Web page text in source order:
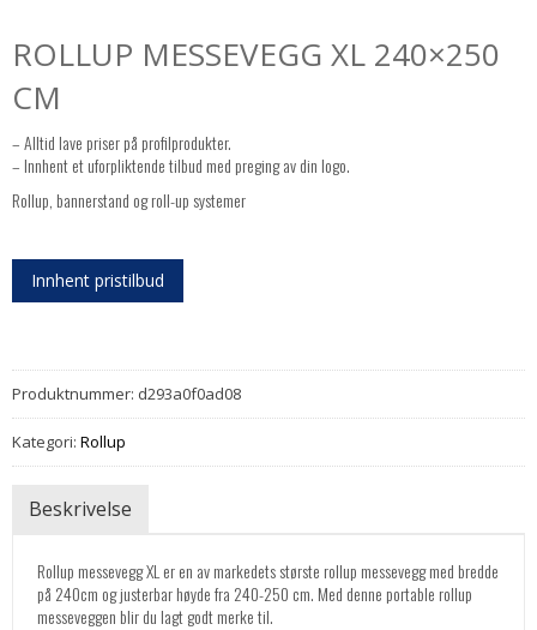
ROLLUP MESSEVEGG XL 240×250
CM
– Alltid lave priser på profilprodukter.
– Innhent et uforpliktende tilbud med preging av din logo.
Rollup, bannerstand og roll-up systemer
Innhent pristilbud
Produktnummer: d293a0f0ad08
Kategori: Rollup
Beskrivelse
Rollup messevegg XL er en av markedets største rollup messevegg med bredde
på 240cm og justerbar høyde fra 240-250 cm. Med denne portable rollup
messeveggen blir du lagt godt merke til.